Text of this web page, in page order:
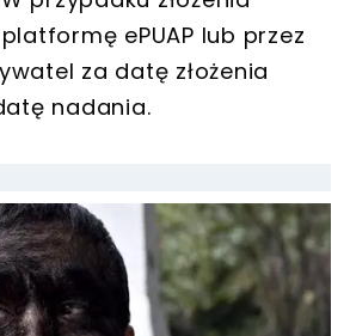
ePUAP lub przez
za datę złożenia
nadania.